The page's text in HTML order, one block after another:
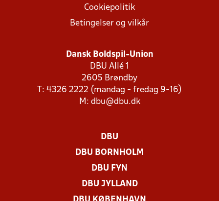
Cookiepolitik
Betingelser og vilkår
Dansk Boldspil-Union
DBU Allé 1
2605 Brøndby
T: 4326 2222 (mandag - fredag 9-16)
M: dbu@dbu.dk
DBU
DBU BORNHOLM
DBU FYN
DBU JYLLAND